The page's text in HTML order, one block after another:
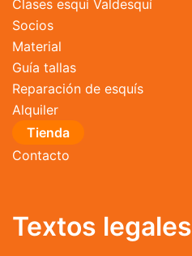
Clases esqui Valdesquí
Socios
Material
Guía tallas
Reparación de esquís
Alquiler
Tienda
Contacto
Textos legales